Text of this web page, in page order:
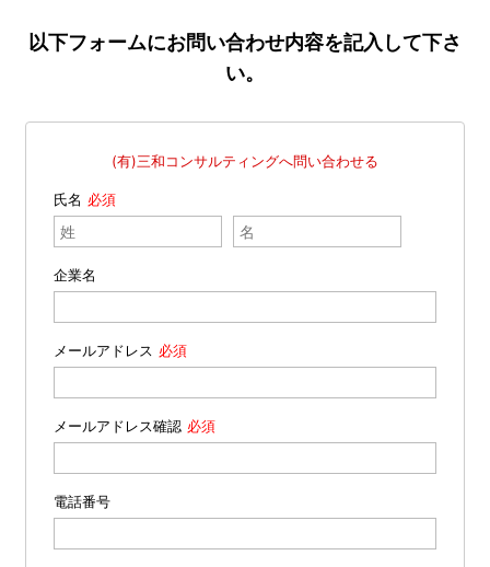
以下フォームにお問い合わせ内容を記入して下さ
い。
(有)三和コンサルティングへ問い合わせる
氏名
企業名
メールアドレス
メールアドレス確認
電話番号